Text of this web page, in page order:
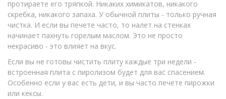
протираете его тряпкой. Никаких химикатов, никакого
скребка, никакого запаха. У обычной плиты - только ручная
чистка. И если вы печете часто, то налет на стенках
начинает пахнуть горелым маслом. Это не просто
некрасиво - это влияет на вкус.
Если вы не готовы чистить плиту каждые три недели -
встроенная плита с пиролизом будет для вас спасением.
Особенно если у вас есть дети, и вы часто печете пирожки
или кексы.